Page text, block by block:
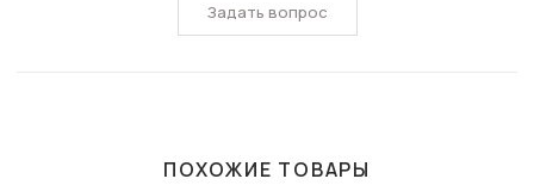
Задать вопрос
ПОХОЖИЕ ТОВАРЫ